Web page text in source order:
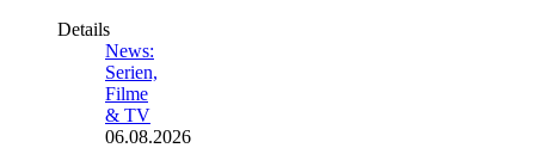
Details
News:
Serien,
Filme
& TV
06.08.2026